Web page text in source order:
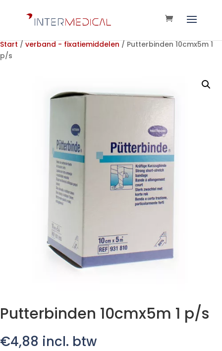
Start / verband - fixatiemiddelen / Putterbinden 10cmx5m 1
p/s
Putterbinden 10cmx5m 1 p/s
€4,88 incl. btw